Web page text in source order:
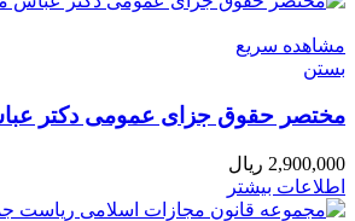
مشاهده سریع
بستن
مختصر حقوق جزای عمومی دکتر
2,900,000 ریال
اطلاعات بیشتر